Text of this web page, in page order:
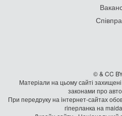
© & CC
Матеріали на цьому сайті
законами про
При передруку на iнтернет-сайтах
гiперланка на